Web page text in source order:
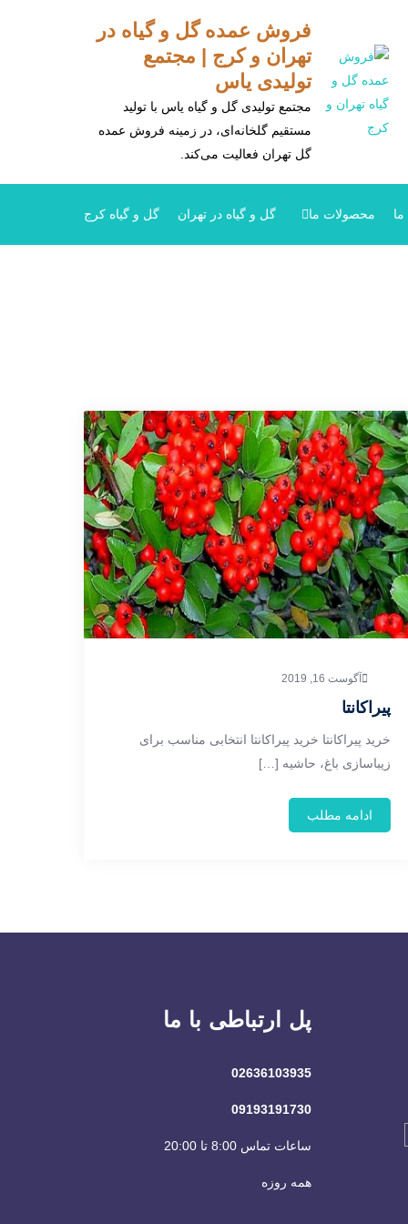
فروش عمده گل و گیاه در
تهران و کرج | مجتمع
تولیدی یاس
مجتمع تولیدی گل و گیاه یاس با تولید
مستقیم گلخانه‌ای، در زمینه فروش عمده
گل تهران فعالیت می‌کند.
محصولات ما گل و گیاه در تهران گل و گیاه کرج
آگوست 16, 2019
پیراکانتا
خرید پیراکانتا خرید پیراکانتا انتخابی مناسب برای
زیباسازی باغ، حاشیه […]
ادامه مطلب
پل ارتباطی با ما
02636103935
09193191730
ساعات تماس 8:00 تا 20:00
همه روزه